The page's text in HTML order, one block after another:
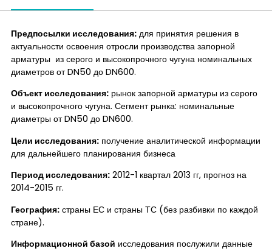
Предпосылки исследования: для принятия решения в
актуальности освоения отросли производства запорной
арматуры из серого и высокопрочного чугуна номинальных
диаметров от DN50 до DN600.
Объект исследования: рынок запорной арматуры из серого
и высокопрочного чугуна. Сегмент рынка: номинальные
диаметры от DN50 до DN600.
Цели исследования: получение аналитической информации
для дальнейшего планирования бизнеса
Период исследования: 2012-1 квартал 2013 гг, прогноз на
2014-2015 гг.
География: страны ЕС и страны ТС (без разбивки по каждой
стране).
Информационной базой исследования послужили данные